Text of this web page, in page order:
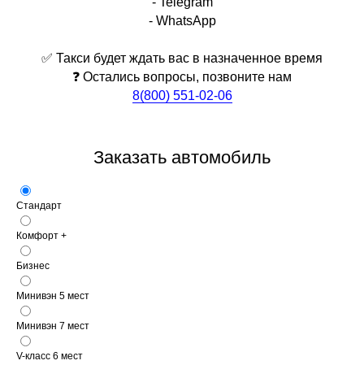
- WhatsApp
✅ Такси будет ждать вас в назначенное время
❓ Остались вопросы, позвоните нам
8(800) 551-02-06
Заказать автомобиль
Стандарт
Комфорт +
Бизнес
Минивэн 5 мест
Минивэн 7 мест
V-класс 6 мест